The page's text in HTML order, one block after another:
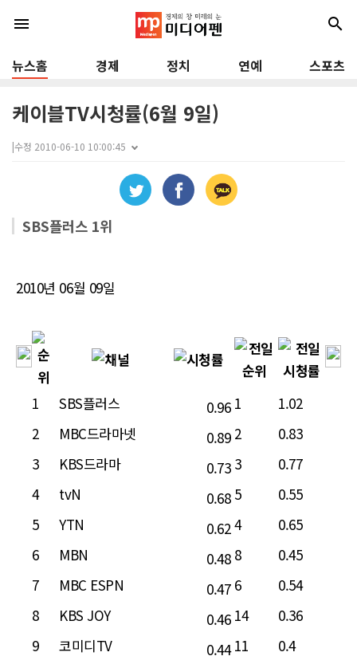
menu search
뉴스홈 경제 정치 연예 스포츠
케이블TV시청률(6월 9일)
|수정 2010-06-10 10:00:45
SBS플러스 1위
2010년 06월 09일
1 SBS플러스 0.96 1
1.02
2
MBC드라마넷 0.89 2
0.83
3
KBS드라마 0.73 3
0.77
4
tvN 0.68 5
0.55
5
YTN 0.624
0.65
6
MBN 0.48 8
0.45
7
MBC ESPN 0.47 6
0.54
8
KBS JOY 0.46 14
0.36
9
코미디TV 0.44 11
0.4